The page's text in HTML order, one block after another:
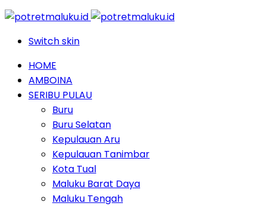
Switch skin
HOME
AMBOINA
SERIBU PULAU
Buru
Buru Selatan
Kepulauan Aru
Kepulauan Tanimbar
Kota Tual
Maluku Barat Daya
Maluku Tengah